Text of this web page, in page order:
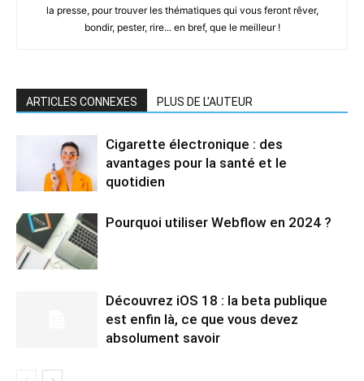
la presse, pour trouver les thématiques qui vous feront rêver,
bondir, pester, rire... en bref, que le meilleur !
ARTICLES CONNEXES PLUS DE L'AUTEUR
Cigarette électronique : des
avantages pour la santé et le
quotidien
Pourquoi utiliser Webflow en 2024 ?
Découvrez iOS 18 : la beta publique
est enfin là, ce que vous devez
absolument savoir